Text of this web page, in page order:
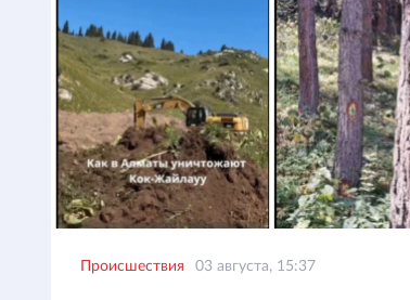
Происшествия 03 августа, 15:37